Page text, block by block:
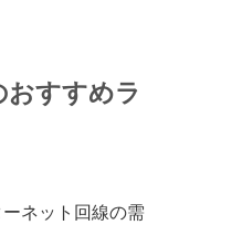
すすめラ
ネット回線の需